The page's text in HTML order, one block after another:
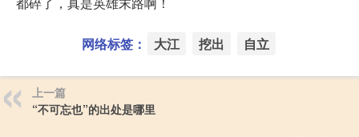
网络标签： 大江 挖出 自立
上一篇
“不可忘也”的出处是哪里